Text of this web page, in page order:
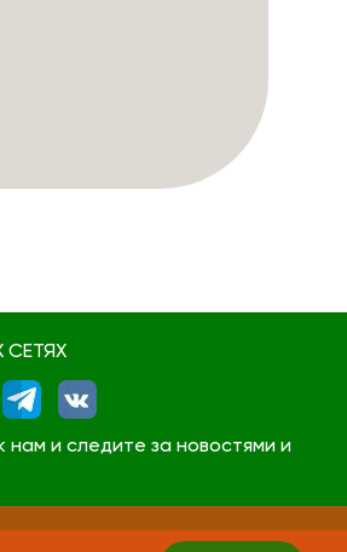
СЕТЯХ
нам и следите за новостями и